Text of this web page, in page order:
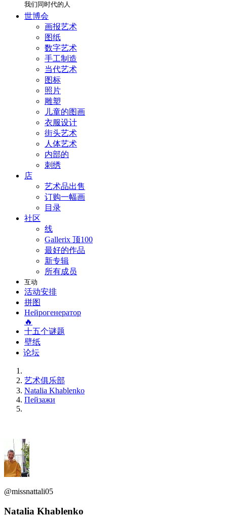
我们同时代的人
世博会
画报艺术
图纸
数字艺术
手工制造
当代艺术
图标
照片
雕塑
儿童的图画
衣服设计
街头艺术
人体艺术
内部的
刺绣
店
艺术品出售
订购一幅画
目录
社区
线
Gallerix 顶100
最好的作品
新专辑
所有成员
互动
活动安排
拼图
Нейрогенератор
🔥
十五个谜题
壁纸
论坛
艺术俱乐部
Natalia Khablenko
Пейзажи
@missnattali05
Natalia Khablenko